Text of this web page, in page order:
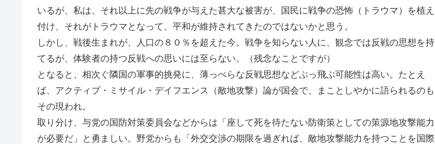
いるが、私は、それ以上に先の戦争が与えた甚大な被害が、国民に戦争の恐怖（トラウマ）を植え
付け、それがトラウマとなって、平和が維持されてきたのではないかと思う。
しかし、戦後生まれが、人口の８０％を超えた今。戦争を知らない人に、観念では反戦の思想を持
てるが、体験者の持つ反戦への思いには至らない。（残念なことですが）
となると、相次ぐ隣国の軍事的挑発に、薄っぺらな反戦思想などぶっ飛ぶ可能性は高い。たとえ
ば、アクティブ・ミサイル・デイフエンス（敵地攻撃）論が国会で、まことしやかに語られるのも
その現われ。
取り分け、与党の国防対策委員会などからは「座して死を待たない防衛策としての策源地攻撃能力
が必要だ」と勇ましい。野党からも「外交交渉の期限を過ぎれば、敵地攻撃能力を持つことを国際